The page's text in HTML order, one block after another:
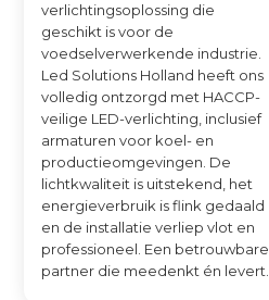
verlichtingsoplossing die
geschikt is voor de
voedselverwerkende industrie.
Led Solutions Holland heeft ons
volledig ontzorgd met HACCP-
veilige LED-verlichting, inclusief
armaturen voor koel- en
productieomgevingen. De
lichtkwaliteit is uitstekend, het
energieverbruik is flink gedaald
en de installatie verliep vlot en
professioneel. Een betrouwbare
partner die meedenkt én levert.